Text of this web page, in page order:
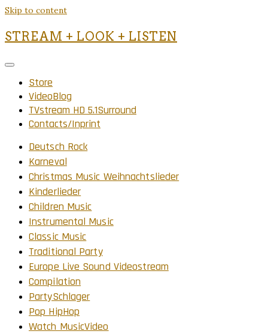
Skip to content
STREAM + LOOK + LISTEN
Store
VideoBlog
TVstream HD 5.1Surround
Contacts/Inprint
Deutsch Rock
Karneval
Christmas Music Weihnachtslieder
Kinderlieder
Children Music
Instrumental Music
Classic Music
Traditional Party
Europe Live Sound Videostream
Compilation
PartySchlager
Pop HipHop
Watch MusicVideo